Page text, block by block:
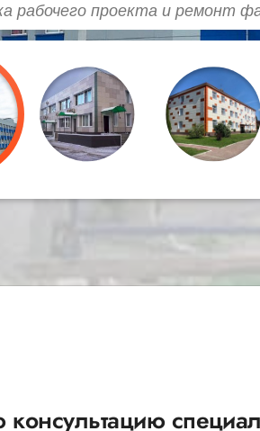
рабочего проекта и ремонт